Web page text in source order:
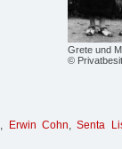
Grete und
©
, Erwin Cohn,Senta